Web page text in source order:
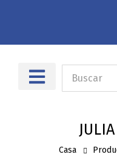
Casa